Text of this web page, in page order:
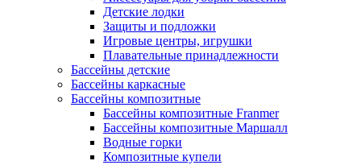
Детские лодки
Защиты и подложки
Игровые центры, игрушки
Плавательные принадлежности
Бассейны детские
Бассейны каркасные
Бассейны композитные
Бассейны композитные Franmer
Бассейны композитные Маршалл
Водные горки
Композитные купели